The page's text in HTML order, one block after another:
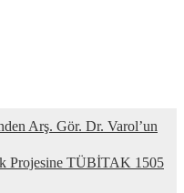
Arş. Gör. Dr. Varol’un
Projesine TÜBİTAK 1505